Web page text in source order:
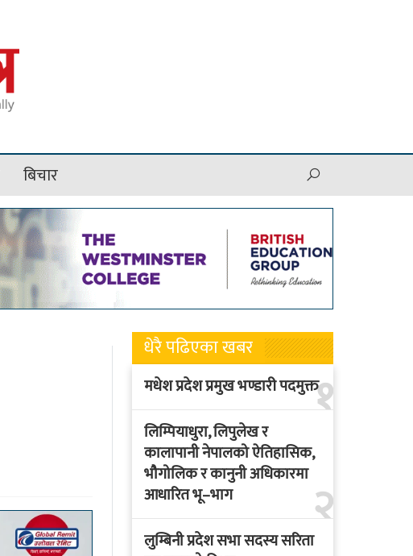
बिचार
धेरै पढिएका खबर
१
मधेश प्रदेश प्रमुख भण्डारी पदमुक्त
२
लिम्पियाधुरा, लिपुलेख र
कालापानी नेपालको ऐतिहासिक,
भौगोलिक र कानुनी अधिकारमा
आधारित भू–भाग
लुम्बिनी प्रदेश सभा सदस्य सरिता